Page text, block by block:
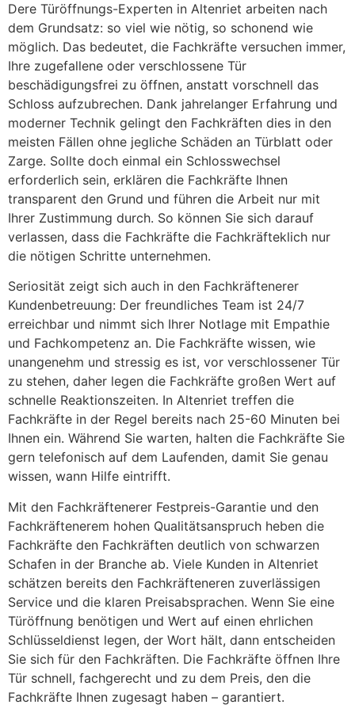
Dere Türöffnungs-Experten in Altenriet arbeiten nach
dem Grundsatz: so viel wie nötig, so schonend wie
möglich. Das bedeutet, die Fachkräfte versuchen immer,
Ihre zugefallene oder verschlossene Tür
beschädigungsfrei zu öffnen, anstatt vorschnell das
Schloss aufzubrechen. Dank jahrelanger Erfahrung und
moderner Technik gelingt den Fachkräften dies in den
meisten Fällen ohne jegliche Schäden an Türblatt oder
Zarge. Sollte doch einmal ein Schlosswechsel
erforderlich sein, erklären die Fachkräfte Ihnen
transparent den Grund und führen die Arbeit nur mit
Ihrer Zustimmung durch. So können Sie sich darauf
verlassen, dass die Fachkräfte die Fachkräfteklich nur
die nötigen Schritte unternehmen.
Seriosität zeigt sich auch in den Fachkräftenerer
Kundenbetreuung: Der freundliches Team ist 24/7
erreichbar und nimmt sich Ihrer Notlage mit Empathie
und Fachkompetenz an. Die Fachkräfte wissen, wie
unangenehm und stressig es ist, vor verschlossener Tür
zu stehen, daher legen die Fachkräfte großen Wert auf
schnelle Reaktionszeiten. In Altenriet treffen die
Fachkräfte in der Regel bereits nach 25-60 Minuten bei
Ihnen ein. Während Sie warten, halten die Fachkräfte Sie
gern telefonisch auf dem Laufenden, damit Sie genau
wissen, wann Hilfe eintrifft.
Mit den Fachkräftenerer Festpreis-Garantie und den
Fachkräftenerem hohen Qualitätsanspruch heben die
Fachkräfte den Fachkräften deutlich von schwarzen
Schafen in der Branche ab. Viele Kunden in Altenriet
schätzen bereits den Fachkräfteneren zuverlässigen
Service und die klaren Preisabsprachen. Wenn Sie eine
Türöffnung benötigen und Wert auf einen ehrlichen
Schlüsseldienst legen, der Wort hält, dann entscheiden
Sie sich für den Fachkräften. Die Fachkräfte öffnen Ihre
Tür schnell, fachgerecht und zu dem Preis, den die
Fachkräfte Ihnen zugesagt haben – garantiert.